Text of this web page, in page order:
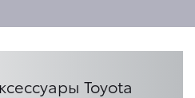
Toyota